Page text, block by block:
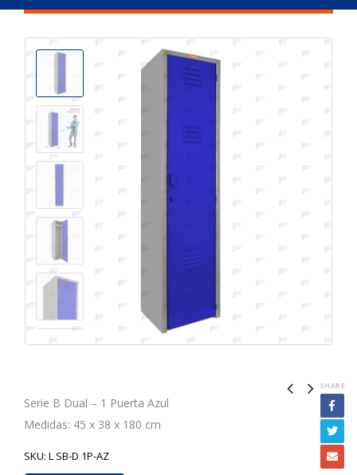
Serie B Dual – 1 Puerta Azul
Medidas: 45 x 38 x 180 cm
SKU: L SB-D 1P-AZ
SHARE